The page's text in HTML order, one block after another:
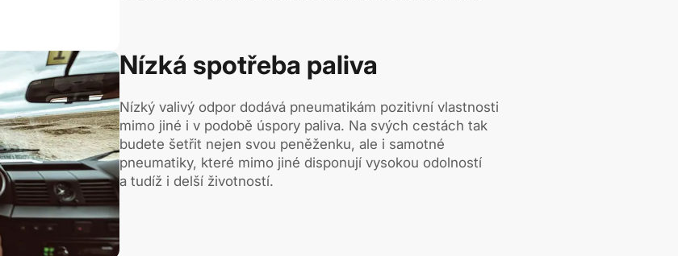
Nízká spotřeba paliva
Nízký valivý odpor dodává pneumatikám pozitivní vlastnosti
mimo jiné i v podobě úspory paliva. Na svých cestách tak
budete šetřit nejen svou peněženku, ale i samotné
pneumatiky, které mimo jiné disponují vysokou odolností
a tudíž i delší životností.